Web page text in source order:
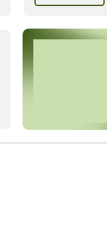
Lorem ipsum
zobrazit